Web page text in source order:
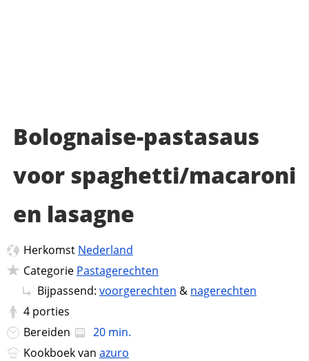
Bolognaise-pastasaus
voor spaghetti/macaroni
en lasagne
Herkomst Nederland
Categorie Pastagerechten
Bijpassend: voorgerechten & nagerechten
4 porties
Bereiden
20 min.
Kookboek van azuro